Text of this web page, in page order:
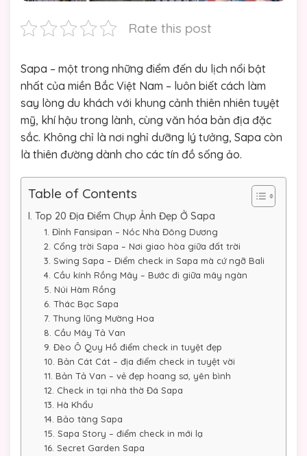
Rate this post
Sapa – một trong những điểm đến du lịch nổi bật
nhất của miền Bắc Việt Nam – luôn biết cách làm
say lòng du khách với khung cảnh thiên nhiên tuyệt
mỹ, khí hậu trong lành, cùng văn hóa bản địa đặc
sắc. Không chỉ là nơi nghỉ dưỡng lý tưởng, Sapa còn
là thiên đường dành cho các tín đồ sống ảo.
Table of Contents
I. Top 20 Địa Điểm Chụp Ảnh Đẹp Ở Sapa
1. Đỉnh Fansipan – Nóc Nhà Đông Dương
2. Cổng trời Sapa – Nơi giao hòa giữa đất trời
3. Swing Sapa – Điểm check in Sapa mà cứ ngỡ Bali
4. Cầu kính Rồng Mây – Bước đi giữa mây ngàn
5. Núi Hàm Rồng
6. Thác Bạc Sapa
7. Thung lũng Mường Hoa
8. Cầu Mây Tả Van
9. Đèo Ô Quy Hồ điểm check in tuyệt đẹp
10. Bản Cát Cát – địa điểm check in tuyệt vời
11. Bản Tả Van – vẻ đẹp hoang sơ, yên bình
12. Check in tại nhà thờ Đá Sapa
13. Hà Khẩu
14. Bảo tàng Sapa
15. Sapa Story – điểm check in mới lạ
16. Secret Garden Sapa